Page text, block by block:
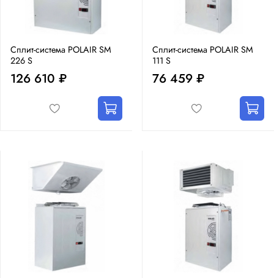
Сплит-система POLAIR SM
226 S
126 610 ₽
Сплит-система POLAIR SM
111 S
76 459 ₽